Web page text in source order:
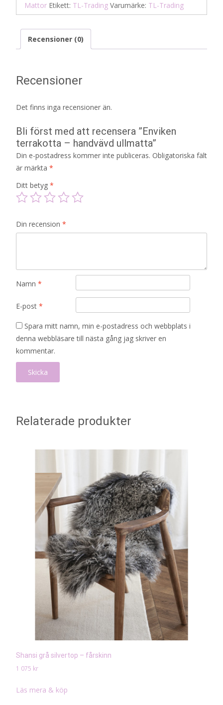
Mattor Etikett: TL-Trading Varumärke: TL-Trading
Recensioner (0)
Recensioner
Det finns inga recensioner än.
Bli först med att recensera ”Enviken
terrakotta – handvävd ullmatta”
Din e-postadress kommer inte publiceras. Obligatoriska fält
är märkta *
Ditt betyg *
Din recension *
Namn *
E-post *
Spara mitt namn, min e-postadress och webbplats i
denna webbläsare till nästa gång jag skriver en
kommentar.
Relaterade produkter
Shansi grå silvertop – fårskinn
1 075 kr
Läs mera & köp